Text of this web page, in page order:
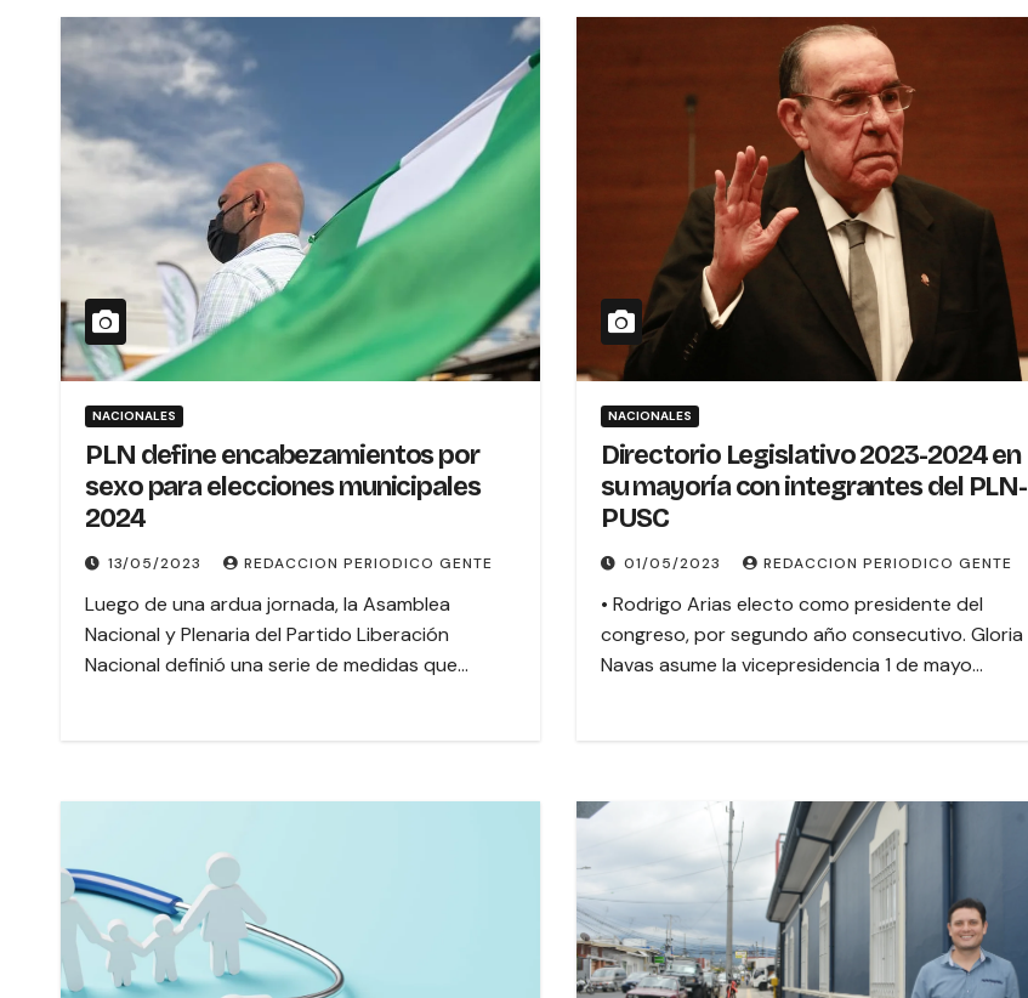
NACIONALES
PLN define encabezamientos por
sexo para elecciones municipales
2024
13/05/2023 REDACCION PERIODICO GENTE
Luego de una ardua jornada, la Asamblea
Nacional y Plenaria del Partido Liberación
Nacional definió una serie de medidas que…
NACIONALES
Directorio Legislativo 2023-2024 en
su mayoría con integrantes del PLN-
PUSC
01/05/2023 REDACCION PERIODICO GENTE
• Rodrigo Arias electo como presidente del
congreso, por segundo año consecutivo. Gloria
Navas asume la vicepresidencia 1 de mayo…